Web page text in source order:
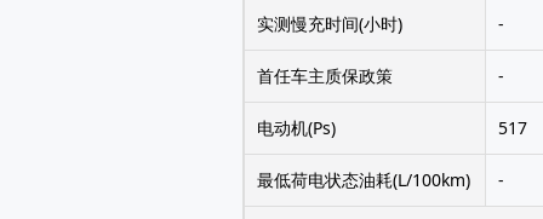
实测慢充时间(小时) -
首任车主质保政策 -
电动机(Ps) 517
最低荷电状态油耗(L/100km) -